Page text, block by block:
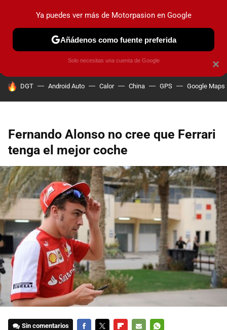
PRUEBAS COCHES ELÉCTRICOS OBSERVATORIO
HOY SE HABLA DE
DGT Android Auto Calor China GPS Google Maps
Fernando Alonso no cree que Ferrari
tenga el mejor coche
Sin comentarios
×
Ya puedes ver más de Motorpasion en Google
Añádenos como fuente preferida
Solo necesitas una cuenta de Google